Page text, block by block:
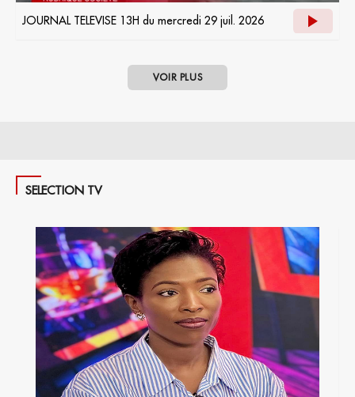
JOURNAL TELEVISE 13H du mercredi 29 juil. 2026
VOIR PLUS
SELECTION TV